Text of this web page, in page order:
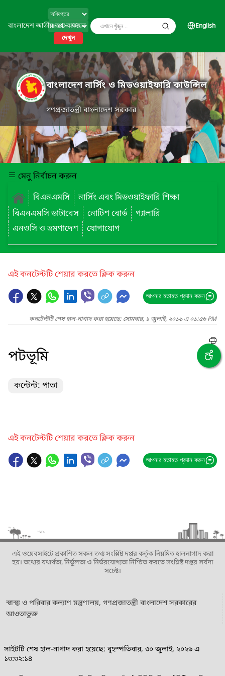
বাংলাদেশ জাতীয় তথ্য বাতায়ন
দেখুন
English
বাংলাদেশ নার্সিং ও মিডওয়াইফারি কাউন্সিল
গণপ্রজাতন্ত্রী বাংলাদেশ সরকার
মেনু নির্বাচন করুন
বিএনএমসি
নার্সিং এবং মিডওয়াইফারি শিক্ষা
বিএনএমসি ডাটাবেস
নোটিশ বোর্ড
গ্যালারি
এনওসি ও ভ্রমণাদেশ
যোগাযোগ
এই কনটেন্টটি শেয়ার করতে ক্লিক করুন
আপনার মতামত প্রদান করুন
কনটেন্টটি শেষ হাল-নাগাদ করা হয়েছে: সোমবার, ১ জুলাই, ২০১৯ এ ০১:৫৬ PM
পটভূমি
কন্টেন্ট: পাতা
এই কনটেন্টটি শেয়ার করতে ক্লিক করুন
আপনার মতামত প্রদান করুন
এই ওয়েবসাইটে প্রকাশিত সকল তথ্য সংশ্লিষ্ট দপ্তর কর্তৃক নিয়মিত হালনাগাদ করা
হয়। তথ্যের যথার্থতা, নির্ভুলতা ও নির্ভরযোগ্যতা নিশ্চিত করতে সংশ্লিষ্ট দপ্তর সর্বদা
সচেষ্ট।
স্বাস্থ্য ও পরিবার কল্যাণ মন্ত্রণালয়, গণপ্রজাতন্ত্রী বাংলাদেশ সরকারের
আওতাভুক্ত
সাইটটি শেষ হাল-নাগাদ করা হয়েছে: বৃহস্পতিবার, ৩০ জুলাই, ২০২৬ এ
১৩:৩২:১৪